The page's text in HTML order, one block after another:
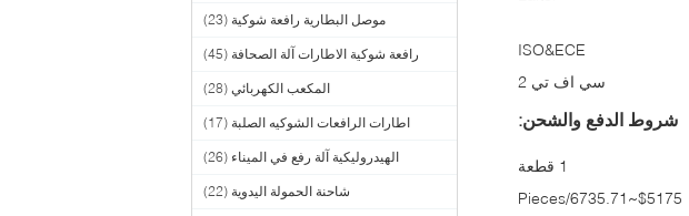
موصل البطارية رافعة شوكية (23)
رافعة شوكية الاطارات آلة الصحافة (45)
المكعب الكهربائي (28)
اطارات الرافعات الشوكيه الصلبة (17)
الهيدروليكية آلة رفع في الميناء (26)
شاحنة الحمولة اليدوية (22)
ISO&ECE
سي اف تي 2
شروط الدفع والشحن:
1 قطعة
$5175~6735.71/Pieces